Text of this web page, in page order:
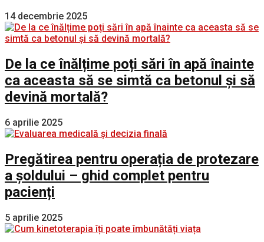
14 decembrie 2025
De la ce înălțime poți sări în apă înainte
ca aceasta să se simtă ca betonul și să
devină mortală?
6 aprilie 2025
Pregătirea pentru operația de protezare
a șoldului – ghid complet pentru
pacienți
5 aprilie 2025